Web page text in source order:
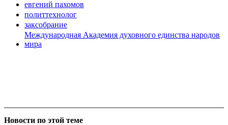
евгений пахомов
политтехнолог
заксобрание
Международная Академия духовного единства народов
мира
Новости по этой теме